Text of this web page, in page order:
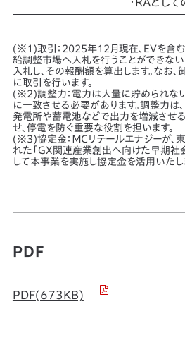
(※1)取引：2025年12月現在、EVを含む
給調整市場へ入札を行うことができな
入札し、その報酬額を算出します。なお
に取引を行います。
(※2)調整力：電力は大量に貯められな
に一致させる必要があります。調整力は
発電所や蓄電池などで出力を増減させ
せ、停電を防ぐ重要な役割を担います。
(※3)協定金：ＭＣリテールエナジーが、
れた「GX関連産業創出へ向けた早期社
して本事業を実施し協定金を活用いたし
PDF
PDF(673KB)